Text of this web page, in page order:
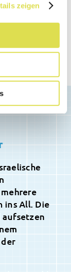
zeigen
werden“.
ins All. Die